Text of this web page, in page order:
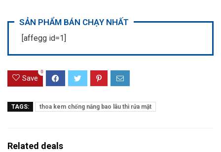
SẢN PHẨM BÁN CHẠY NHẤT
[affegg id=1]
Save
0
TAGS: thoa kem chống nắng bao lâu thì rửa mặt
Related deals